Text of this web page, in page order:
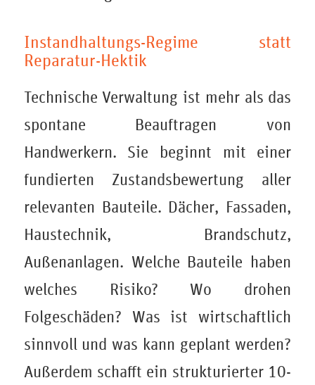
Instandhaltungs-Regime statt
Reparatur-Hektik
Technische Verwaltung ist mehr als das
spontane Beauftragen von
Handwerkern. Sie beginnt mit einer
fundierten Zustandsbewertung aller
relevanten Bauteile. Dächer, Fassaden,
Haustechnik, Brandschutz,
Außenanlagen. Welche Bauteile haben
welches Risiko? Wo drohen
Folgeschäden? Was ist wirtschaftlich
sinnvoll und was kann geplant werden?
Außerdem schafft ein strukturierter 10-